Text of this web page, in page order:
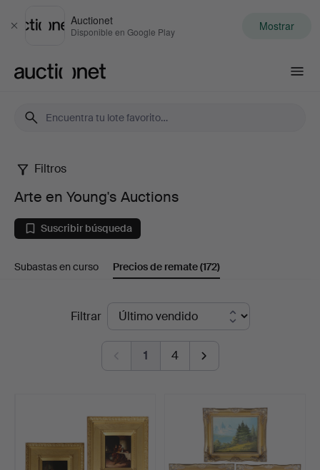
Cerrar
Auctionet
Disponible en Google Play Mostrar
Arte
en
Young's
Auctions
Filtros
Arte en Young's Auctions
Suscribir búsqueda
Subastas en curso Precios de remate(172)
Filtrar
1 4